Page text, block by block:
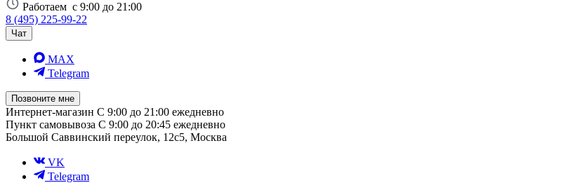
Работаем с 9:00 до 21:00
8 (495) 225-99-22
Чат
MAX
Telegram
Позвоните мне
Интернет-магазин С 9:00 до 21:00 ежедневно
Пункт самовывоза С 9:00 до 20:45 ежедневно
Большой Саввинский переулок, 12с5, Москва
VK
Telegram